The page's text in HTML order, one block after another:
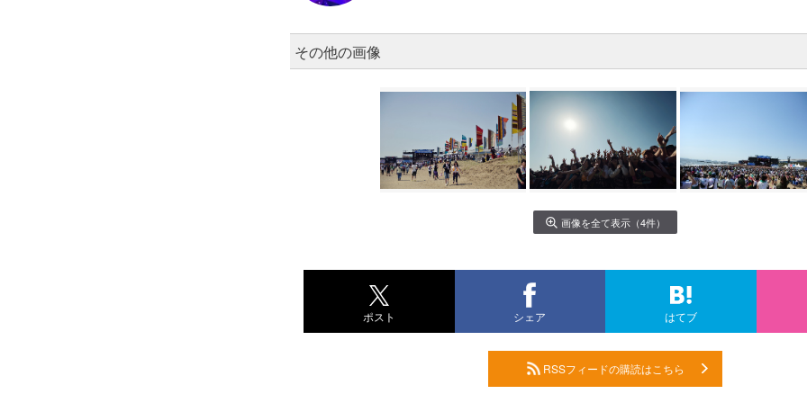
その他の画像
画像を全て表示（4件）
ポスト シェア はてブ
RSSフィードの購読はこちら